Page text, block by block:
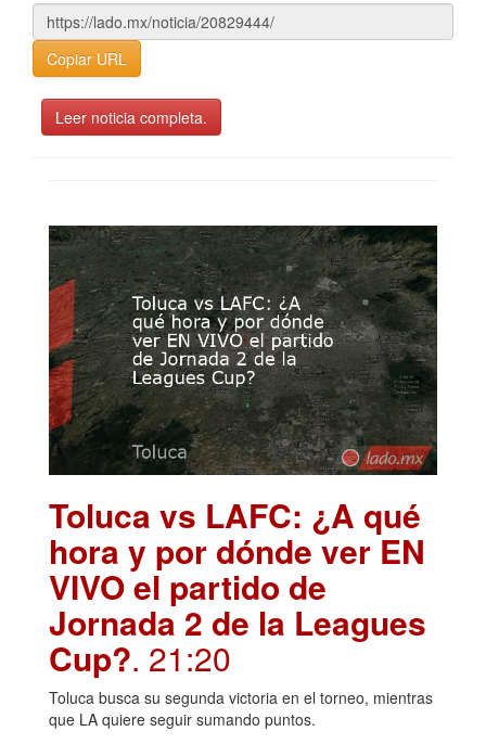
Copiar URL
Leer noticia completa.
Toluca vs LAFC: ¿A qué
hora y por dónde ver EN
VIVO el partido de
Jornada 2 de la Leagues
Cup?. 21:20
Toluca busca su segunda victoria en el torneo, mientras
que LA quiere seguir sumando puntos.